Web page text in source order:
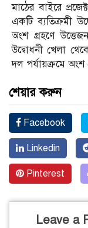
মাঠের বাইরে
একটি ব্যতিক্রমী
অংশ গ্রহণে
উদ্বোধনী খেলা
দল পর্যায়ক্রমে অংশ
শেয়ার করুন
Facebook
Linkedin
Pinterest
Leave a